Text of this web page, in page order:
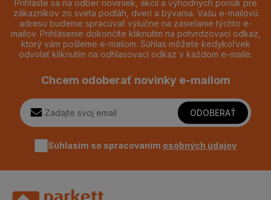
Prihláste sa na odber noviniek, akcií a výhodných ponúk pre
zákazníkov zo sveta podláh, dverí a bývania. Vašu e-mailovú
adresu budeme spracúvať výlučne na zasielanie týchto e-
mailov. Prihlásenie dokončíte kliknutím na potvrdzovací odkaz,
ktorý vám pošleme e-mailom. Súhlas môžete kedykoľvek
odvolať kliknutím na odhlasovací odkaz v každom e-maile.
Chcem odoberať novinky e-mailom
ODOBERAŤ
Súhlasím so spracovaním osobných údajov